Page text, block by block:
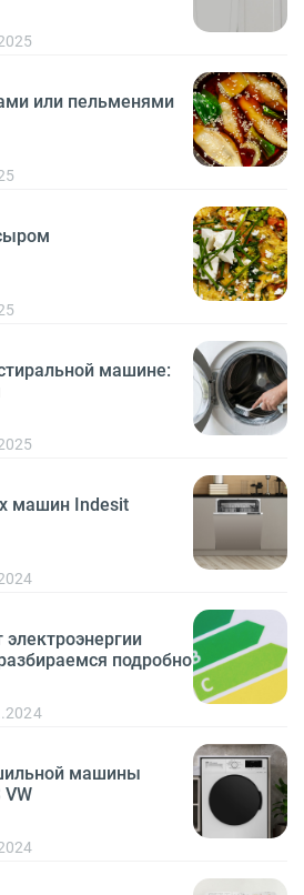
или пельменями
машине:
машин Indesit
подробно
машины
VW